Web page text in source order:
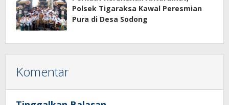
Polsek Tigaraksa Kawal Peresmian
Pura di Desa Sodong
Komentar